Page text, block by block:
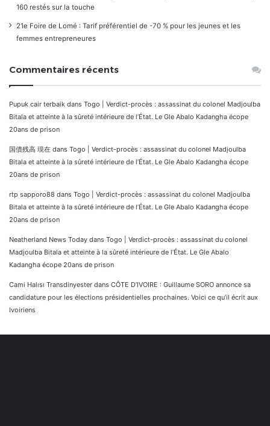
160 restés sur la touche
21e Foire de Lomé : Tarif préférentiel de -70 % pour les jeunes et les
femmes entrepreneures
Commentaires récents
Pupuk cair terbaik dans Togo | Verdict-procès : assassinat du colonel Madjoulba
Bitala et atteinte à la sûreté intérieure de l’État. Le Gle Abalo Kadangha écope
20ans de prison
国債残高 現在 dans Togo | Verdict-procès : assassinat du colonel Madjoulba
Bitala et atteinte à la sûreté intérieure de l’État. Le Gle Abalo Kadangha écope
20ans de prison
rtp sapporo88 dans Togo | Verdict-procès : assassinat du colonel Madjoulba
Bitala et atteinte à la sûreté intérieure de l’État. Le Gle Abalo Kadangha écope
20ans de prison
Neatherland News Today dans Togo | Verdict-procès : assassinat du colonel
Madjoulba Bitala et atteinte à la sûreté intérieure de l’État. Le Gle Abalo
Kadangha écope 20ans de prison
Cami Halısı Transdinyester dans CÔTE D’IVOIRE : Guillaume SORO annonce sa
candidature pour les élections présidentielles prochaines. Voici ce qu’il écrit aux
Ivoiriens